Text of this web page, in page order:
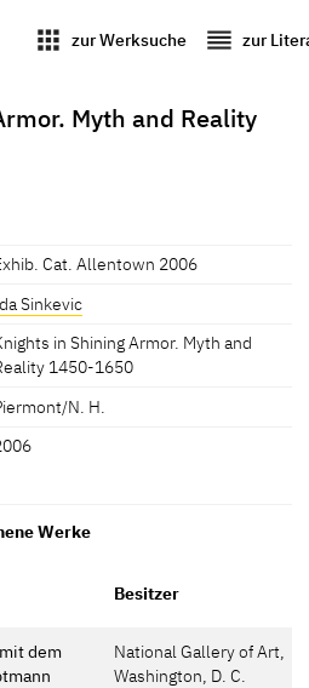
apps zur Werksuche reorder zur
Myth and Reality
Cat. Allentown 2006
Sinkevic
in Shining Armor. Myth and
1450-1650
N. H.
Werke
Besitzer
dem
National Gallery of Art,
Washington, D. C.